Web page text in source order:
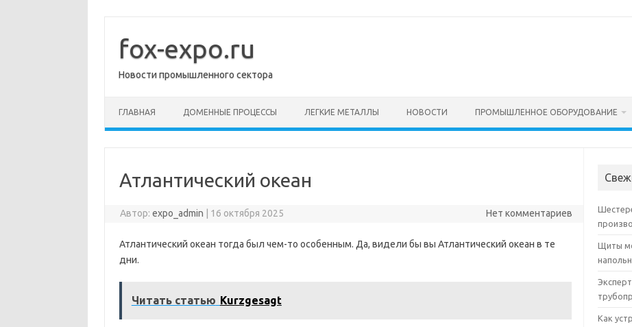
содержимому
fox-expo.ru
Новости промышленного сектора
ГЛАВНАЯ ДОМЕННЫЕ ПРОЦЕССЫ ЛЕГКИЕ МЕТАЛЛЫ НОВОСТИ ПРОМЫШЛЕННОЕ ОБОРУДОВАНИЕ
Атлантический океан
Автор:expo_admin 16 октября 2025 Нет комментариев
Атлантический океан тогда был чем-то особенным. Да, видели бы вы Атлантический океан в те
дни.
Читать статью Kurzgesagt
Щиты
Как